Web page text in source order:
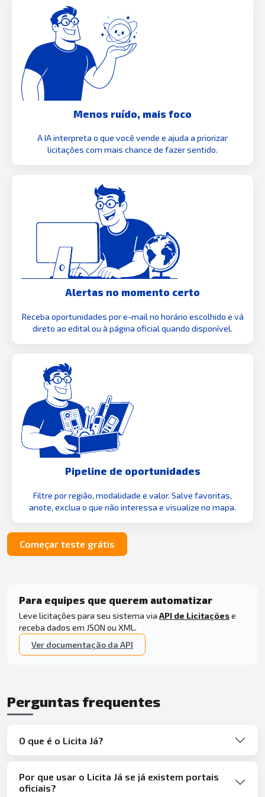
Menos ruído, mais foco
A IA interpreta o que você vende e ajuda a priorizar
licitações com mais chance de fazer sentido.
Alertas no momento certo
Receba oportunidades por e-mail no horário escolhido e vá
direto ao edital ou à página oficial quando disponível.
Pipeline de oportunidades
Filtre por região, modalidade e valor. Salve favoritas,
anote, exclua o que não interessa e visualize no mapa.
Começar teste grátis
Para equipes que querem automatizar
Leve licitações para seu sistema via API de Licitaçõese
receba dados em JSON ou XML.
Ver documentação da API
Perguntas frequentes
O que é o Licita Já?
Por que usar o Licita Já se já existem portais
oficiais?